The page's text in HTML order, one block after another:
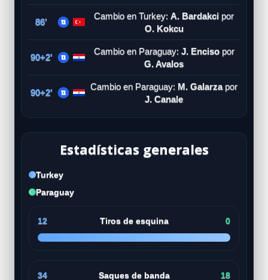
86'
Cambio en Turkey: A. Bardakci por
O. Kokcu
90+2'
Cambio en Paraguay: J. Encisopor
G. Avalos
90+2'
Cambio en Paraguay: M. Galarzapor
J. Canale
Estadísticas generales
Turkey
Paraguay
12 Tiros de esquina 0
34 Saques de banda 18